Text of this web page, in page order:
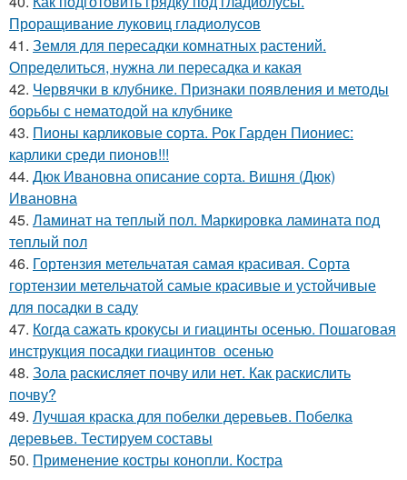
Проращивание луковиц гладиолусов
41. Земля для пересадки комнатных растений.
Определиться, нужна ли пересадка и какая
42. Червячки в клубнике. Признаки появления и методы
борьбы с нематодой на клубнике
43. Пионы карликовые сорта. Рок Гарден Пиониес:
карлики среди пионов!!!
44. Дюк Ивановна описание сорта. Вишня (Дюк)
Ивановна
45. Ламинат на теплый пол. Маркировка ламината под
теплый пол
46. Гортензия метельчатая самая красивая. Сорта
гортензии метельчатой самые красивые и устойчивые
для посадки в саду
47. Когда сажать крокусы и гиацинты осенью. Пошаговая
инструкция посадки гиацинтов осенью
48. Зола раскисляет почву или нет. Как раскислить
почву?
49. Лучшая краска для побелки деревьев. Побелка
деревьев. Тестируем составы
50. Применение костры конопли. Костра